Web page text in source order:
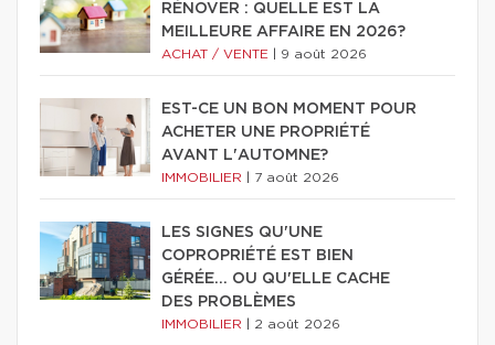
RÉNOVER : QUELLE EST LA
MEILLEURE AFFAIRE EN 2026?
ACHAT / VENTE 9 août 2026
EST-CE UN BON MOMENT POUR
ACHETER UNE PROPRIÉTÉ
AVANT L'AUTOMNE?
IMMOBILIER 7 août 2026
LES SIGNES QU'UNE
COPROPRIÉTÉ EST BIEN
GÉRÉE… OU QU'ELLE CACHE
DES PROBLÈMES
IMMOBILIER 2 août 2026